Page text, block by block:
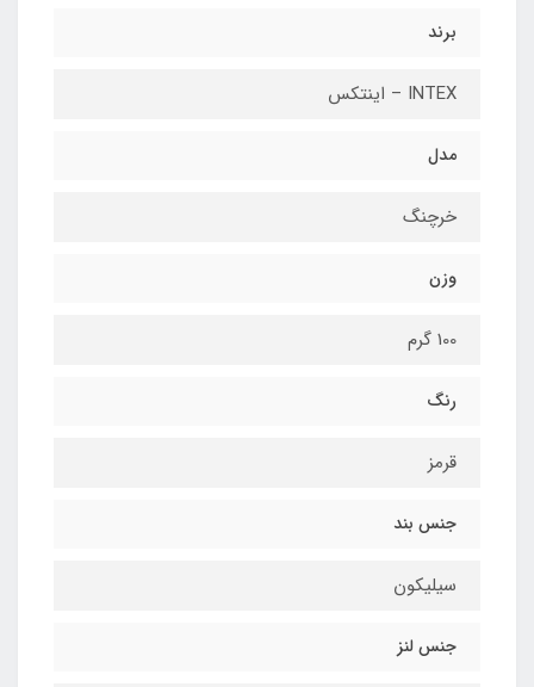
برند
INTEX – اینتکس
مدل
خرچنگ
وزن
100 گرم
رنگ
قرمز
جنس بند
سیلیکون
جنس لنز